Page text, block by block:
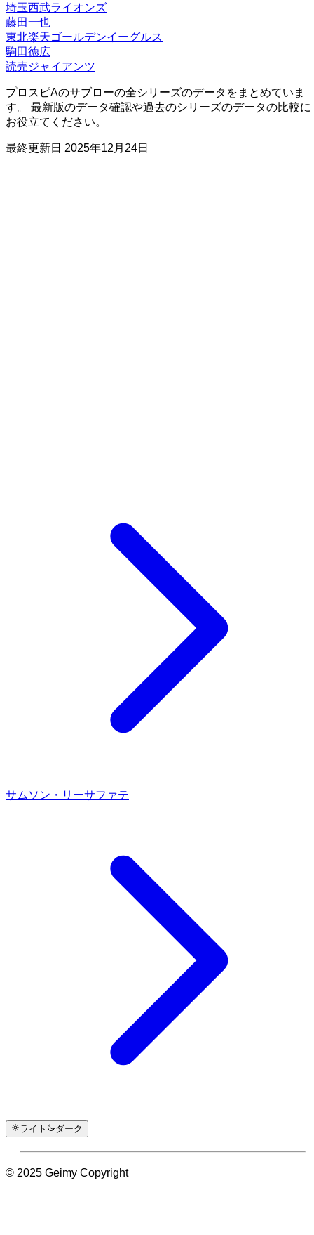
埼玉西武ライオンズ
藤田一也
東北楽天ゴールデンイーグルス
駒田徳広
読売ジャイアンツ
プロスピAのサブローの全シリーズのデータをまとめていま
す。 最新版のデータ確認や過去のシリーズのデータの比較に
お役立てください。
最終更新日 2025年12月24日
サムソン・リーサファテ
ライト ダーク
© 2025 Geimy Copyright